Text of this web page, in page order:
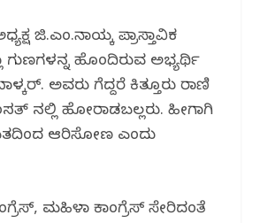
ಜಿ.ಎಂ.ನಾಯ್ಕ ಪ್ರಾಸ್ತಾವಿಕ
ಗುಣಗಳನ್ನ ಹೊಂದಿರುವ ಅಭ್ಯರ್ಥಿ
‌ಅವರು ಗೆದ್ದರೆ ಕಿತ್ತೂರು ರಾಣಿ
ನಲ್ಲಿ ಹೋರಾಡಬಲ್ಲರು. ಹೀಗಾಗಿ
ಆರಿಸೋಣ ಎಂದು
ಮಹಿಳಾ ಕಾಂಗ್ರೆಸ್ ಸೇರಿದಂತೆ